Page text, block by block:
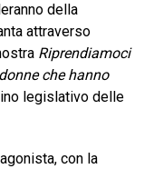
della
attraverso
Riprendiamoci
che hanno
legislativo delle
con la